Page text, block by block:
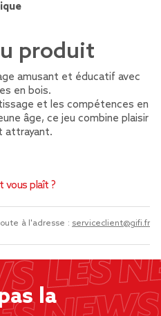
produit
amusant et éducatif avec
en bois.
et les compétences en
âge, ce jeu combine plaisir
attrayant.
vous plaît ?
à l'adresse : serviceclient@gifi.fr
la